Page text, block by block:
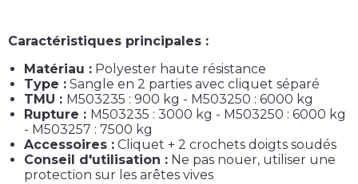
Caractéristiques principales :
Matériau : Polyester haute résistance
Type : Sangle en 2 parties avec cliquet séparé
TMU : M503235 : 900 kg - M503250 : 6000 kg
Rupture : M503235 : 3000 kg - M503250 : 6000 kg
- M503257 : 7500 kg
Accessoires : Cliquet + 2 crochets doigts soudés
Conseil d'utilisation : Ne pas nouer, utiliser une
protection sur les arêtes vives